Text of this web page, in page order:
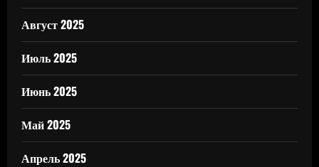
Август 2025
Июль 2025
Июнь 2025
Май 2025
Апрель 2025